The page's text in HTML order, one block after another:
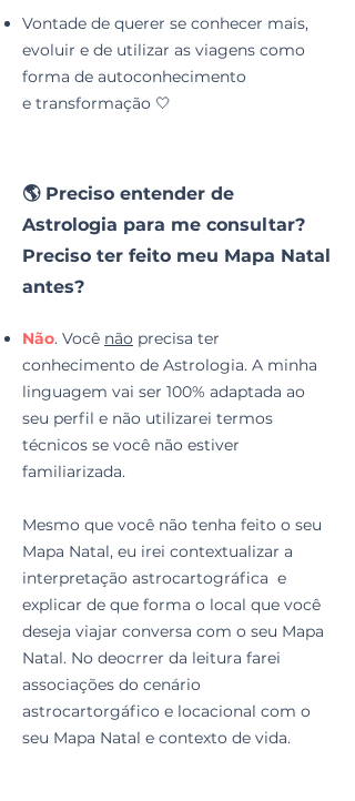
Vontade de querer se conhecer mais,
evoluir e de utilizar as viagens como
forma de autoconhecimento
e transformação 🤍
🌎 Preciso entender de
Astrologia para me consultar?
Preciso ter feito meu Mapa Natal
antes?
Não. Você não precisa ter
conhecimento de Astrologia. A minha
linguagem vai ser 100% adaptada ao
seu perfil e não utilizarei termos
técnicos se você não estiver
familiarizada.
Mesmo que você não tenha feito o seu
Mapa Natal, eu irei contextualizar a
interpretação astrocartográfica e
explicar de que forma o local que você
deseja viajar conversa com o seu Mapa
Natal. No deocrrer da leitura farei
associações do cenário
astrocartorgáfico e locacional com o
seu Mapa Natal e contexto de vida.